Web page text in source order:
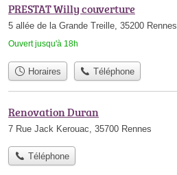
PRESTAT Willy couverture
5 allée de la Grande Treille, 35200 Rennes
Ouvert jusqu'à 18h
Horaires Téléphone
Renovation Duran
7 Rue Jack Kerouac, 35700 Rennes
Téléphone